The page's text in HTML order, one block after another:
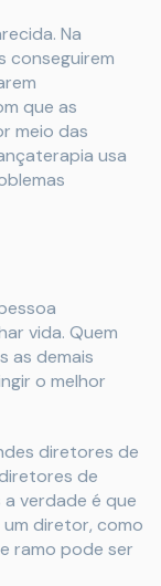
Na
conseguirem
que as
meio das
usa
vida. Quem
as demais
o melhor
diretores de
de
verdade é que
diretor, como
ramo pode ser